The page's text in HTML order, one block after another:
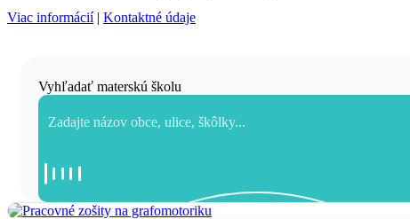
Viac informácií| Kontaktné údaje
Vyhľadať materskú školu